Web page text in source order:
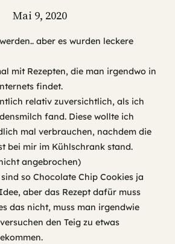
Mai 9, 2020
aber es wurden leckere
mit Rezepten, die man irgendwo in
findet.
relativ zuversichtlich, als ich
fand. Diese wollte ich
mal verbrauchen, nachdem die
bei mir im Kühlschrank stand.
angebrochen)
so Chocolate Chip Cookies ja
aber das Rezept dafür muss
das nicht, muss man irgendwie
den Teig zu etwas